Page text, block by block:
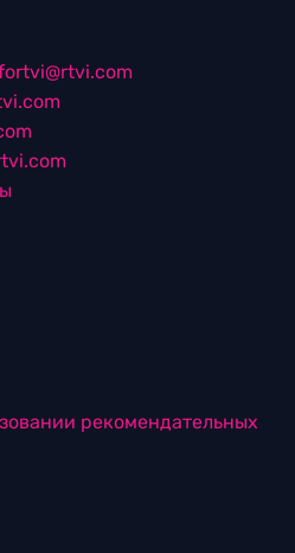
рекомендательных